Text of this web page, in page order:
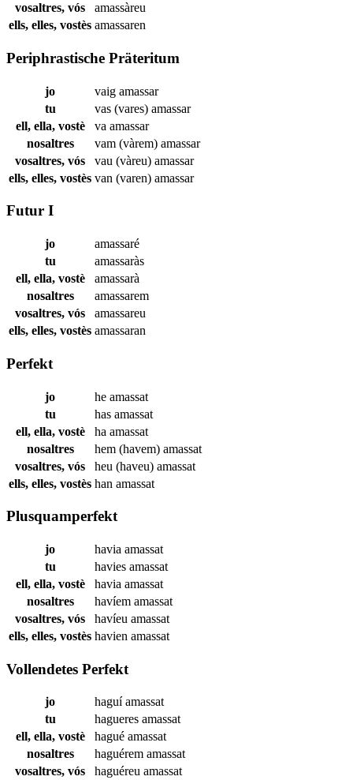
vosaltres, vós
amassàreu
ells, elles, vostès amassaren
Periphrastische Präteritum
jo vaig amassar
tu
vas (vares) amassar
ell, ella, vostè
va amassar
nosaltres
vam (vàrem) amassar
vosaltres, vós
vau (vàreu) amassar
ells, elles, vostès van (varen) amassar
Futur I
jo
amassaré
tu
amassaràs
ell, ella, vostè
amassarà
nosaltres
amassarem
vosaltres, vós
amassareu
ells, elles, vostès amassaran
Perfekt
jo he amassat
tu
has amassat
ell, ella, vostè
ha amassat
nosaltres
hem (havem) amassat
vosaltres, vós
heu (haveu) amassat
ells, elles, vostès han amassat
Plusquamperfekt
jo havia amassat
tu
havies amassat
ell, ella, vostè
havia amassat
nosaltres
havíem amassat
vosaltres, vós
havíeu amassat
ells, elles, vostès havien amassat
Vollendetes Perfekt
jo haguíamassat
tu
hagueres amassat
ell, ella, vostè
hagué amassat
nosaltres
haguérem amassat
vosaltres, vós
haguéreu amassat